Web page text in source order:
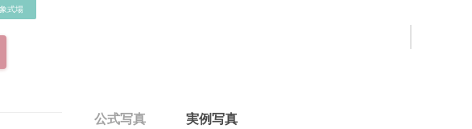
式場
公式写真 実例写真